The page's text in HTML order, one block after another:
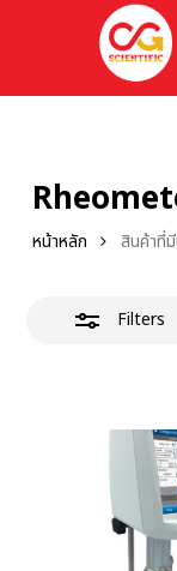
หน้าหลัก สินค้าที่
Filters